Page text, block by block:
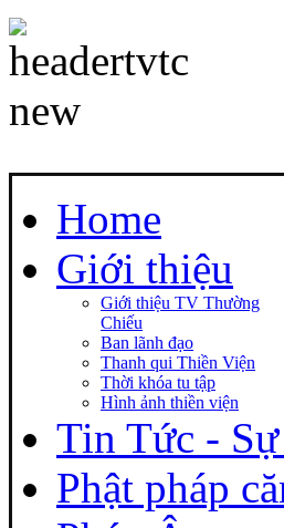
Home
Giới thiệu
Giới thiệu TV Thường
Chiếu
Ban lãnh đạo
Thanh qui Thiền Viện
Thời khóa tu tập
Hình ảnh thiền viện
Tin Tức -
Phật pháp